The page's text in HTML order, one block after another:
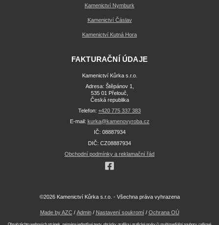
Kamenictví Nymburk
Kamenictví Čáslav
Kamenictví Kutná Hora
FAKTURAČNÍ ÚDAJE
Kamenictví Kůrka s.r.o.
Adresa: Štěpánov 1,
535 01 Přelouč,
Česká republika
Telefon: +420 775 337 383
E-mail: kurka@kamenovyroba.cz
IČ: 08887934
DIČ: CZ08887934
Obchodní podmínky a reklamační řád
©2026 Kamenictví Kůrka s.r.o. - Všechna práva vyhrazena
Made by AZC/ Admin/ Nastavení soukromí/ Ochrana OÚ